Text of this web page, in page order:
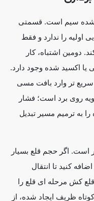
شده سیم است. قسمتی
اولیه را ندارد و فقط
دومین اشتباه، کار
اکسید شده وجود دارد.
تر وارد بافت مسی
روی برد است؛ فشار
را به ترمیم مسیر تبدیل
است. اگر حجم قلع بسیار
کنید تا انتقال
کش مرحله ای قلع را
ظریف ایجاد شده، از